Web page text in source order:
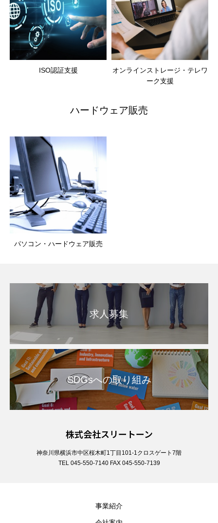
ISO認証支援
オンラインストレージ・テレワ
ーク支援
ハードウェア販売
パソコン・ハードウェア販売
求人募集
SDGsへの取り組み
株式会社スリートーン
神奈川県横浜市中区桜木町1丁目101-1クロスゲート7階
TEL 045-550-7140 FAX 045-550-7139
事業紹介